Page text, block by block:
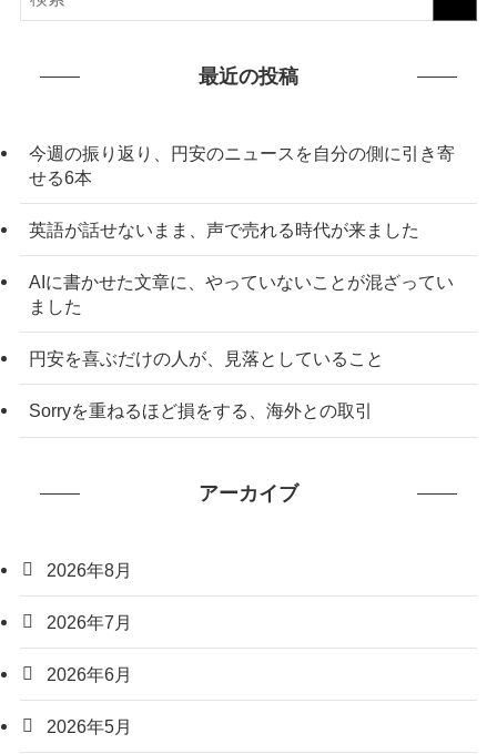
最近の投稿
今週の振り返り、円安のニュースを自分の側に引き寄
せる6本
英語が話せないまま、声で売れる時代が来ました
AIに書かせた文章に、やっていないことが混ざってい
ました
円安を喜ぶだけの人が、見落としていること
Sorryを重ねるほど損をする、海外との取引
アーカイブ
2026年8月
2026年7月
2026年6月
2026年5月